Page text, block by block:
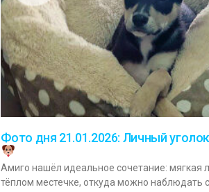
Фото дня 21.01.2026: Личный
Амиго нашёл идеальное сочетание: мягкая
тёплом местечке, откуда можно наблюдать